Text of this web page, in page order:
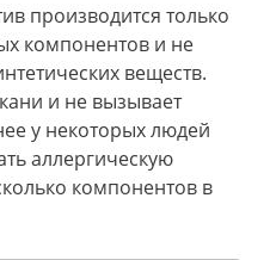
производится только
компонентов и не
веществ.
и не вызывает
у некоторых людей
аллергическую
компонентов в